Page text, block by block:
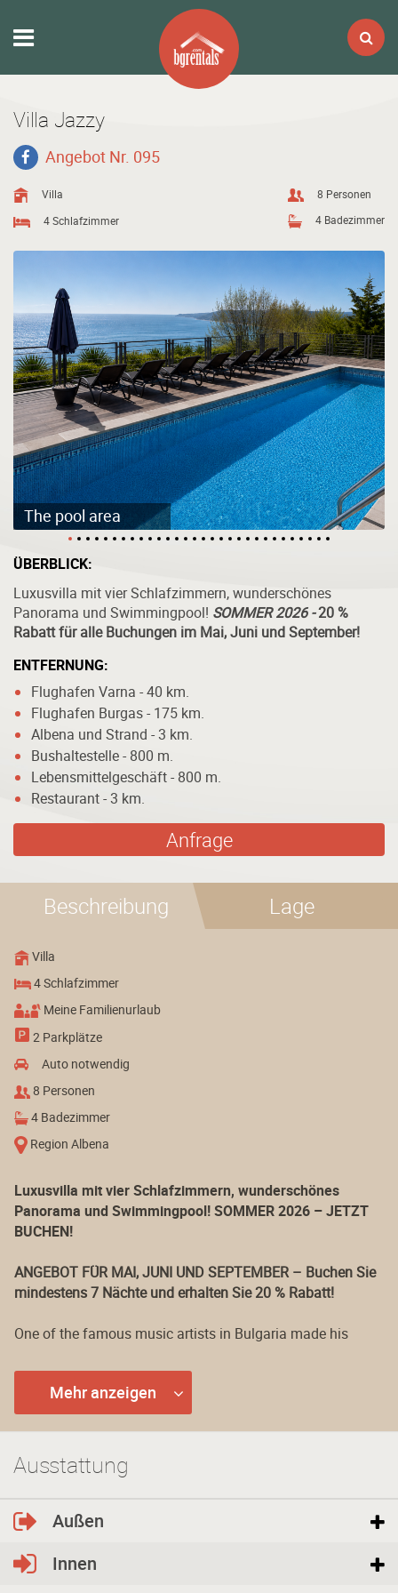
Villa Jazzy
Angebot Nr. 095
Villa
4 Schlafzimmer
8 Personen
4 Badezimmer
The pool area
ÜBERBLICK:
Luxusvilla mit vier Schlafzimmern, wunderschönes
Panorama und Swimmingpool! SOMMER 2026 -20 %
Rabatt für alle Buchungen im Mai, Juni und September!
ENTFERNUNG:
Flughafen Varna - 40 km.
Flughafen Burgas - 175 km.
Albena und Strand - 3 km.
Bushaltestelle - 800 m.
Lebensmittelgeschäft - 800 m.
Restaurant - 3 km.
Anfrage
Beschreibung Lage
Villa
4 Schlafzimmer
Meine Familienurlaub
2 Parkplätze
Auto notwendig
8 Personen
4 Badezimmer
Region Albena
Luxusvilla mit vier Schlafzimmern, wunderschönes
Panorama und Swimmingpool! SOMMER 2026 – JETZT
BUCHEN!
ANGEBOT FÜR MAI, JUNI UND SEPTEMBER – Buchen Sie
mindestens 7 Nächte und erhalten Sie 20 % Rabatt!
One of the famous music artists in Bulgaria made his
Die Geschichte einer Mietvilla!
Als im 2012 die Eigentümer der Villa Jazzy begannen, das
passende Grundstück zu ihrer Investition zu suchen,
besichtigten sie viel – von Shabla bis der Nordmeerküste,
Grundstücke anschauten und fast enttäuscht mit der Wahl
Badeort Albena. Als sie den Ort sahen, hielten sie den Atem
an. Die umweltfreundliche Gegend, die grünen Hügel, das
Mehr anzeigen
Ausstattung
Außen
Innen